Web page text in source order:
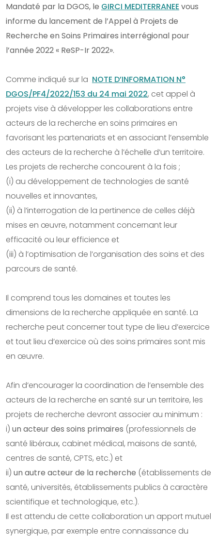
Mandaté par la DGOS, le GIRCI MEDITERRANEE vous
informe du lancement de l’Appel à Projets de
Recherche en Soins Primaires interrégional pour
l’année 2022 « ReSP-Ir 2022».
Comme indiqué sur la NOTE D’INFORMATION N°
DGOS/PF4/2022/153 du 24 mai 2022, cet appel à
projets vise à développer les collaborations entre
acteurs de la recherche en soins primaires en
favorisant les partenariats et en associant l’ensemble
des acteurs de la recherche à l’échelle d’un territoire.
Les projets de recherche concourent à la fois ;
(i) au développement de technologies de santé
nouvelles et innovantes,
(ii) à l’interrogation de la pertinence de celles déjà
mises en œuvre, notamment concernant leur
efficacité ou leur efficience et
(iii) à l’optimisation de l’organisation des soins et des
parcours de santé.
Il comprend tous les domaines et toutes les
dimensions de la recherche appliquée en santé. La
recherche peut concerner tout type de lieu d’exercice
et tout lieu d’exercice où des soins primaires sont mis
en œuvre.
Afin d’encourager la coordination de l’ensemble des
acteurs de la recherche en santé sur un territoire, les
projets de recherche devront associer au minimum :
i) un acteur des soins primaires (professionnels de
santé libéraux, cabinet médical, maisons de santé,
centres de santé, CPTS, etc.) et
ii) un autre acteur de la recherche (établissements de
santé, universités, établissements publics à caractère
scientifique et technologique, etc.).
Il est attendu de cette collaboration un apport mutuel
synergique, par exemple entre connaissance du